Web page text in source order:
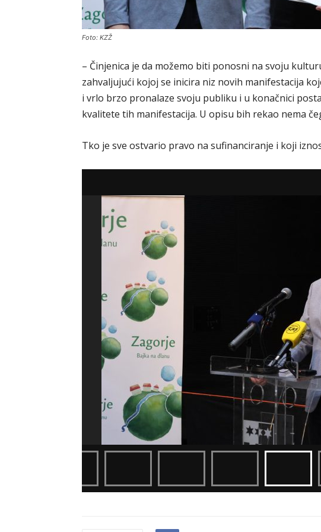
Foto: KZŽ
– Činjenica je da možemo biti ponosni na svoju
zahvaljujući kojoj se inicira niz novih manifestacija
i vrlo brzo pronalaze svoju publiku i u konačnici
kvalitete tih manifestacija. U opisu bih rekao nema
Tko je sve ostvario pravo na sufinanciranje i koji